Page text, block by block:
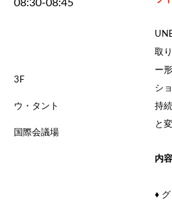
08:30-08:45
3F
ウ・タント
国際会議場
取
ー
シ
持
と
内
♦